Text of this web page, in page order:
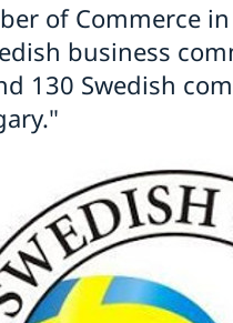
of Commerce
business
130 Swedish